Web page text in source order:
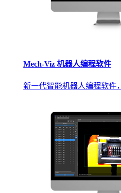
Mech-Viz 机器人编程软件
新一代智能机器人编程软件